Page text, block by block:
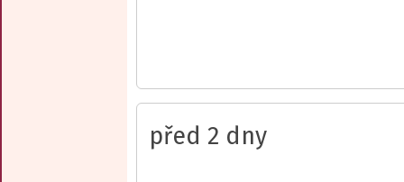
před 2 dny